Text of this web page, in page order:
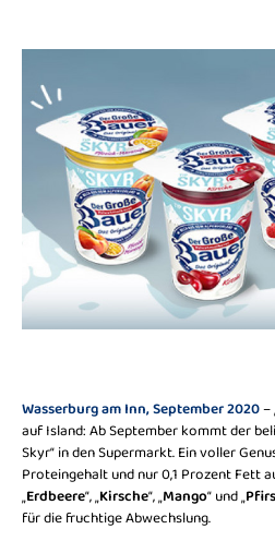
Wasserburg am Inn, September 2020–
auf Island: Ab September kommt der
Skyr“ in den Supermarkt. Ein voller
Proteingehalt und nur 0,1 Prozent Fett
„Erdbeere“, „Kirsche“, „Mango“ und „
für die fruchtige Abwechslung.